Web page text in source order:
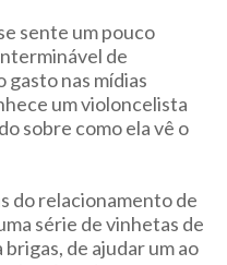
sente um pouco
de
nas mídias
um violoncelista
sobre como ela vê o
do relacionamento de
série de vinhetas de
de ajudar um ao